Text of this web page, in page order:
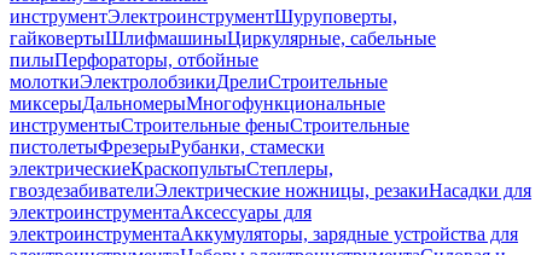
инструментЭлектроинструментШуруповерты,
гайковертыШлифмашиныЦиркулярные, сабельные
пилыПерфораторы, отбойные
молоткиЭлектролобзикиДрелиСтроительные
миксерыДальномерыМногофункциональные
инструментыСтроительные феныСтроительные
пистолетыФрезерыРубанки, стамески
электрическиеКраскопультыСтеплеры,
гвоздезабивателиЭлектрические ножницы, резакиНасадки для
электроинструментаАксессуары для
электроинструментаАккумуляторы, зарядные устройства для